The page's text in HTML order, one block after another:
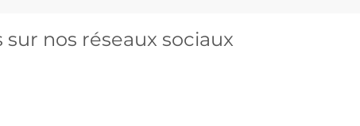
sur nos réseaux sociaux